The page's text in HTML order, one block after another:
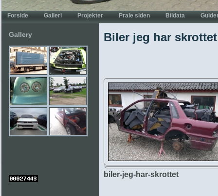
Gallery Biler jeg har skrottet
biler-jeg-har-skrottet